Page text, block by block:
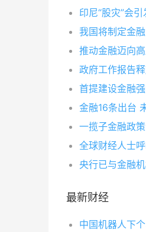
印尼“股灾”会
我国将制定金
推动金融迈向
政府工作报告
首提建设金融
金融16条出台
一揽子金融政
全球财经人士
央行已与金融
最新财经
中国机器人下